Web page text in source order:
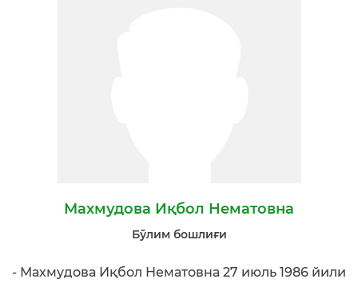
Махмудова Иқбол Нематовна
Бўлим бошлиғи
- Махмудова Иқбол Нематовна 27 июль 1986 йили